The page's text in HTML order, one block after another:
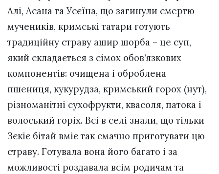
Алі, Асана та Усєїна, що загинули смертю
мучеників, кримські татари готують
традиційну страву ашир шорба – це суп,
який складається з сімох обов’язкових
компонентів: очищена і оброблена
пшениця, кукурудза, кримський горох (нут),
різноманітні сухофрукти, квасоля, патока і
волоський горіх. Всі в селі знали, що тільки
Зєкіє бітай вміє так смачно приготувати цю
страву. Готувала вона його багато і за
можливості роздавала всім родичам та